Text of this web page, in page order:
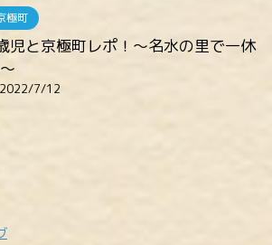
極町
児と京極町レポ！～名水の里で一休
2022/7/12